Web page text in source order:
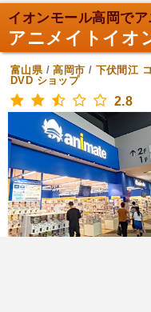
イオンモール高岡でア
アニメイトイオ
富山県/高岡市 / 下伏間江
DVD ショップ
2.8